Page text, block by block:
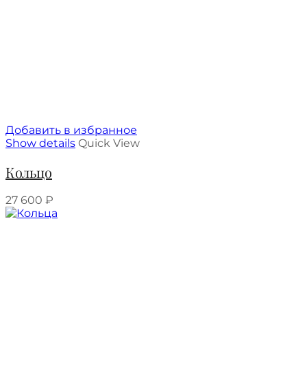
Добавить в избранное
Show details Quick View
Кольцо
27 600 ₽